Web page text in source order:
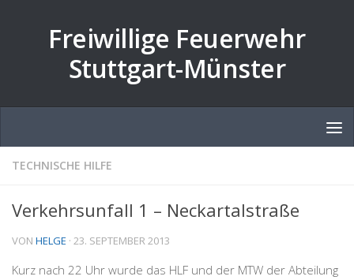
Freiwillige Feuerwehr
Stuttgart-Münster
TECHNISCHE HILFE
Verkehrsunfall 1 – Neckartalstraße
VON HELGE · 23. SEPTEMBER 2013
Kurz nach 22 Uhr wurde das HLF und der MTW der Abteilung